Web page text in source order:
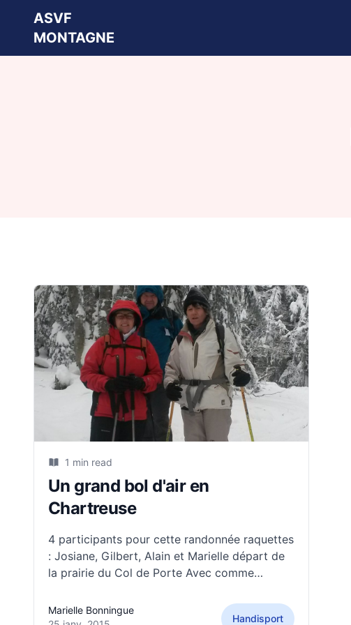
ASVF
MONTAGNE
1 min read
Un grand bol d'air en
Chartreuse
4 participants pour cette randonnée raquettes
: Josiane, Gilbert, Alain et Marielle départ de
la prairie du Col de Porte Avec comme
RDV,un vent glacial aussi...
Marielle Bonningue
Handisport